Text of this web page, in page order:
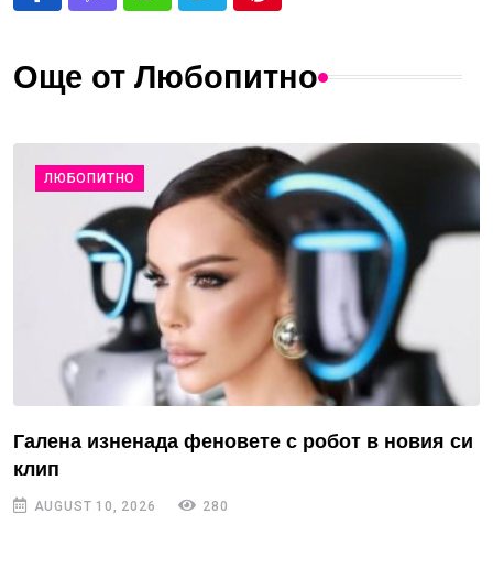
Още от Любопитно
ЛЮБОПИТНО
Галена изненада феновете с робот в новия си
клип
AUGUST 10, 2026 280